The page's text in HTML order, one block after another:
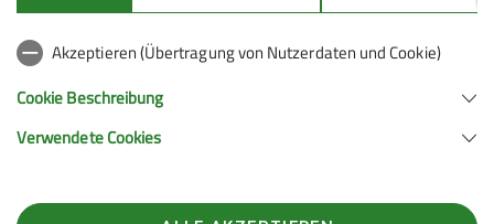
Akzeptieren (Übertragung von Nutzerdaten und Cookie)
Cookie Beschreibung
Verwendete Cookies